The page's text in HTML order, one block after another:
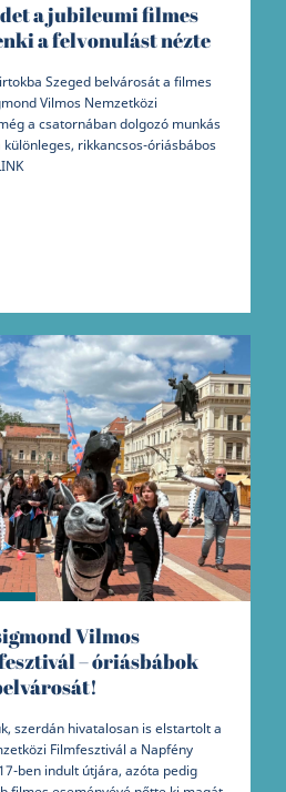
a jubileumi filmes
a felvonulást nézte
Szeged belvárosát a filmes
Vilmos Nemzetközi
a csatornában dolgozó munkás
rikkancsos-óriásbábos
Vilmos
– óriásbábok
szerdán hivatalosan is elstartolt a
Filmfesztivál a Napfény
ben indult útjára, azóta pedig